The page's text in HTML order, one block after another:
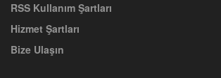
RSS Kullanım Şartları
Hizmet Şartları
Bize Ulaşın